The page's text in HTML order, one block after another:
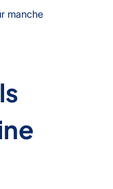
manche